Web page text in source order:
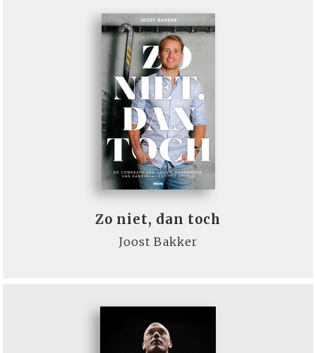
Zo niet, dan toch
Joost Bakker